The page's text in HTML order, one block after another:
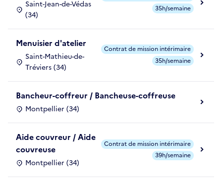
Saint-Jean-de-Védas
(34)
35h/semaine
Menuisier d'atelier
Saint-Mathieu-de-
Tréviers (34)
Contrat de mission intérimaire
35h/semaine
Bancheur-coffreur / Bancheuse-coffreuse
Montpellier (34)
Aide couvreur / Aide
couvreuse
Montpellier (34)
Contrat de mission intérimaire
39h/semaine